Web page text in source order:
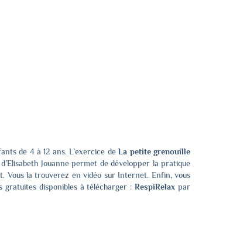
de 4 à 12 ans. L’exercice deLa petite grenouille
Jouanne permet de développer la pratique
Vous la trouverez en vidéo sur Internet. Enfin, vous
gratuites disponibles à télécharger :RespiRelax par